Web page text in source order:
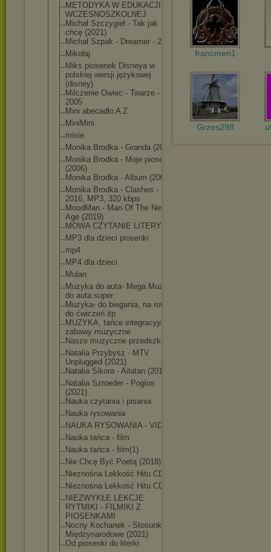
METODYKA W EDUKACJI
WCZESNOSZKOLNEJ
Michał Szczygieł - Tak jak
chcę (2021)
Michał Szpak - Dreamer - 2018
Mikołaj
Miks piosenek Disneya w
polskiej wersji językowej
(disney)
Milczenie Owiec - Twarze -
2005
Mini abecadło A Z
MiniMini
misie
Monika Brodka - Granda (2010)
Monika Brodka - Moje piosenki
(2006)
Monika Brodka - Album (2004)
Monika Brodka - Clashes -
2016, MP3, 320 kbps
MoodMan - Man Of The New
Age (2019)
MOWA CZYTANIE LITERY
MP3 dla dzieci piosenki
mp4
MP4 dla dzieci
Mulan
Muzyka do auta- Mega Muza
do auta super
Muzyka- do biegania, na rower,
do ćwiczeń itp
MUZYKA, tańce integracyjne i
zabawy muzyczne
Nasze muzyczne przedszkole
Natalia Przybysz - MTV
Unplugged (2021)
Natalia Sikora - Ailatan (2019)
Natalia Szroeder - Poglos
(2021)
Nauka czytania i pisania
Nauka rysowania
NAUKA RYSOWANIA - VIDEO
Nauka tańca - film
Nauka tańca - film(1)
Nie Chcę Być Poetą (2018)
Nieznośna Lekkość Hitu CD1
Nieznośna Lekkość Hitu CD2
NIEZWYKŁE LEKCJE
RYTMIKI - FILMIKI Z
PIOSENKAMI
Nocny Kochanek - Stosunki
Międzynarodowe (2021)
Od piosenki do literki
francmen1
Grzes298